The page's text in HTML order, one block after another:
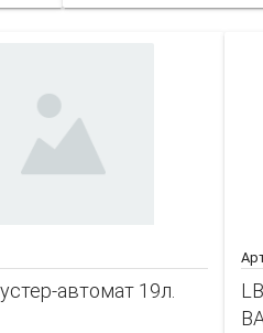
автомат 19л.